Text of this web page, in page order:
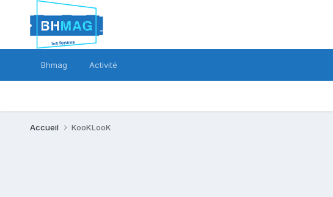
Bhmag Activité
Accueil KooKLooK